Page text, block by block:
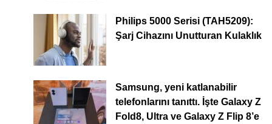
Philips 5000 Serisi (TAH5209):
Şarj Cihazını Unutturan Kulaklık
Samsung, yeni katlanabilir
telefonlarını tanıttı. İşte Galaxy Z
Fold8, Ultra ve Galaxy Z Flip 8’e